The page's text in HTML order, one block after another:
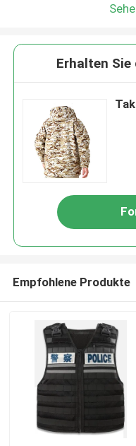
Erhalten
Empfohlene Produkte